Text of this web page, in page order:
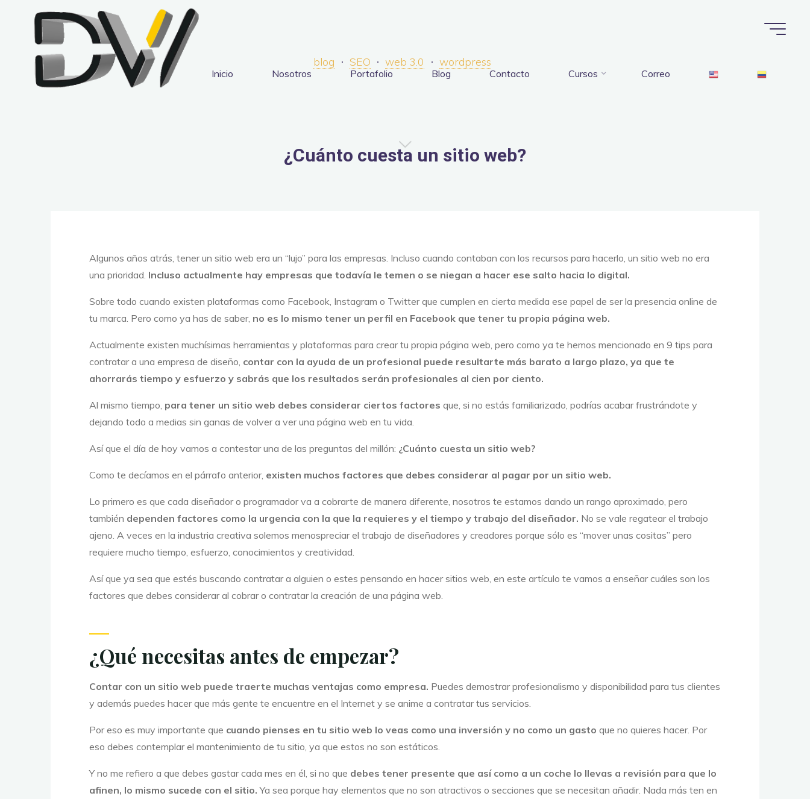
contenido
Inicio Nosotros Portafolio Blog Contacto Cursos Correo
blog SEO web 3.0 wordpress
¿Cuánto cuesta un sitio web?
Algunos años atrás, tener un sitio web era un “lujo” para las empresas. Incluso cuando contaban con los recursos para hacerlo, un sitio web no era
una prioridad. Incluso actualmente hay empresas que todavía le temen o se niegan a hacer ese salto hacia lo digital.
Sobre todo cuando existen plataformas como Facebook, Instagram o Twitter que cumplen en cierta medida ese papel de ser la presencia online de
tu marca. Pero como ya has de saber, no es lo mismo tener un perfil en Facebook que tener tu propia página web.
Actualmente existen muchísimas herramientas y plataformas para crear tu propia página web, pero como ya te hemos mencionado en 9 tips para
contratar a una empresa de diseño, contar con la ayuda de un profesional puede resultarte más barato a largo plazo, ya que te
ahorrarás tiempo y esfuerzo y sabrás que los resultados serán profesionales al cien por ciento.
Al mismo tiempo, para tener un sitio web debes considerar ciertos factores que, si no estás familiarizado, podrías acabar frustrándote y
dejando todo a medias sin ganas de volver a ver una página web en tu vida.
Así que el día de hoy vamos a contestar una de las preguntas del millón: ¿Cuánto cuesta un sitio web?
Como te decíamos en el párrafo anterior, existen muchos factores que debes considerar al pagar por un sitio web.
Lo primero es que cada diseñador o programador va a cobrarte de manera diferente, nosotros te estamos dando un rango aproximado, pero
también dependen factores como la urgencia con la que la requieres y el tiempo y trabajo del diseñador. No se vale regatear el trabajo
ajeno. A veces en la industria creativa solemos menospreciar el trabajo de diseñadores y creadores porque sólo es “mover unas cositas” pero
requiere mucho tiempo, esfuerzo, conocimientos y creatividad.
Así que ya sea que estés buscando contratar a alguien o estes pensando en hacer sitios web, en este artículo te vamos a enseñar cuáles son los
factores que debes considerar al cobrar o contratar la creación de una página web.
¿Qué necesitas antes de empezar?
Contar con un sitio web puede traerte muchas ventajas como empresa. Puedes demostrar profesionalismo y disponibilidad para tus clientes
y además puedes hacer que más gente te encuentre en el Internet y se anime a contratar tus servicios.
Por eso es muy importante que cuando pienses en tu sitio web lo veas como una inversión y no como un gasto que no quieres hacer. Por
eso debes contemplar el mantenimiento de tu sitio, ya que estos no son estáticos.
Y no me refiero a que debes gastar cada mes en él, si no que debes tener presente que así como a un coche lo llevas a revisión para que lo
afinen, lo mismo sucede con el sitio.Ya sea porque hay elementos que no son atractivos o secciones que se necesitan añadir. Nada más ten en